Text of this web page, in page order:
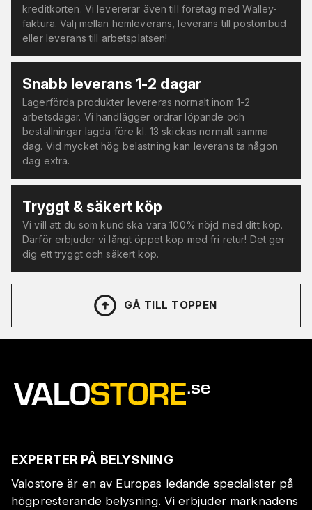
kreditkorten. Vi levererar även till företag med Walley-
faktura. Välj mellan hemleverans, leverans till postombud
eller leverans till arbetsplatsen!
Snabb leverans 1-2 dagar
Lagerförda produkter levereras normalt inom 1-2
arbetsdagar. Vi handlägger ordrar löpande och
beställningar lagda före kl. 13 skickas normalt samma
dag. Vid mycket hög belastning kan leverans ta någon
dag extra.
Tryggt & säkert köp
Vi vill att du som kund ska vara 100% nöjd med ditt köp.
Därför erbjuder vi långt öppet köp med fri retur! Det ger
dig ett tryggt och säkert köp.
GÅ TILL TOPPEN
EXPERTER PÅ BELYSNING
Valostore är en av Europas ledande specialister på
högpresterande belysning. Vi erbjuder marknadens